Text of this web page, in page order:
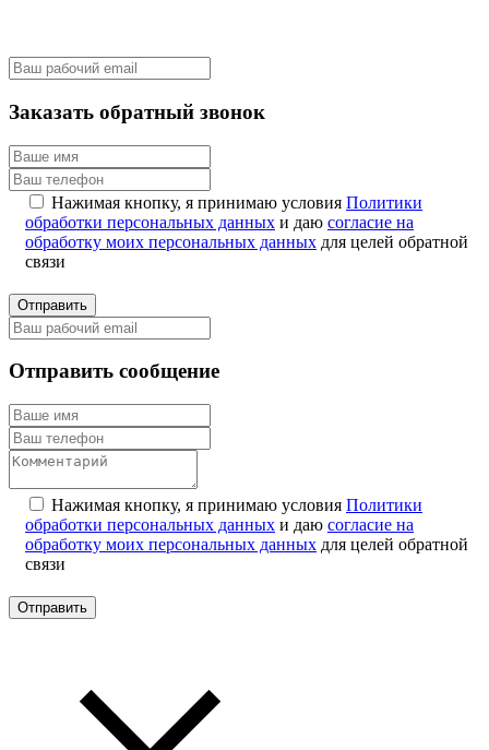
Заказать обратный звонок
Нажимая кнопку, я принимаю условия Политики
обработки персональных данных и даю согласие на
обработку моих персональных данных для целей обратной
связи
Отправить
Отправить сообщение
Нажимая кнопку, я принимаю условия Политики
обработки персональных данных и даю согласие на
обработку моих персональных данных для целей обратной
связи
Отправить